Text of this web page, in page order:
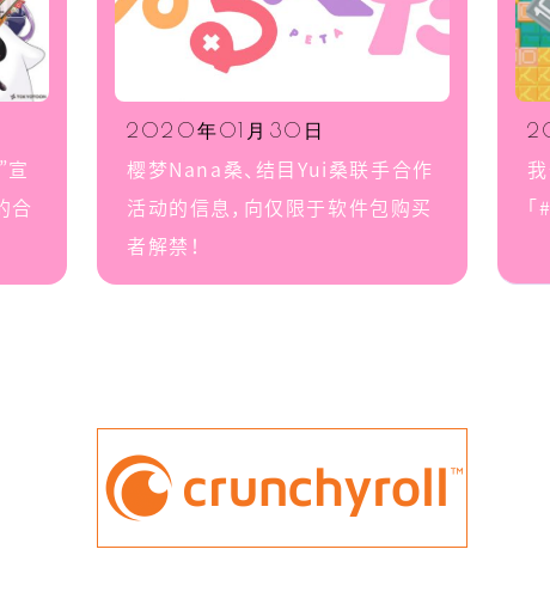
繁体字
宣
合
2020年01月30日
樱梦Nana桑、结目Yui桑联手合作
活动的信息，向仅限于软件包购买
者解禁！